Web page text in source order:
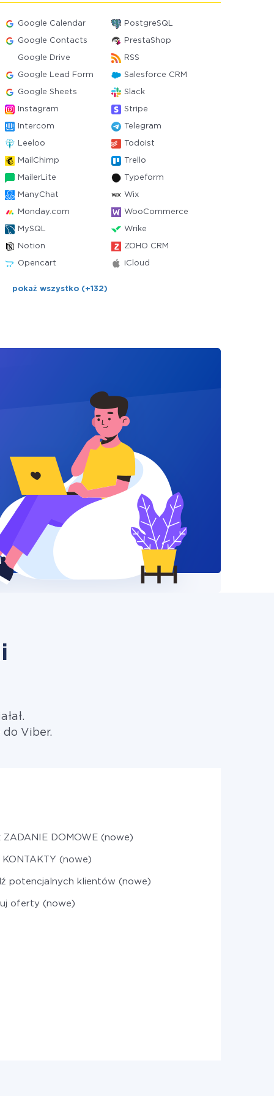
Google Calendar PostgreSQL
Google Contacts PrestaShop
Google Drive RSS
Google Lead Form Salesforce CRM
Google Sheets Slack
Instagram Stripe
Intercom Telegram
Leeloo Todoist
MailChimp Trello
MailerLite Typeform
ManyChat Wix
Monday.com WooCommerce
MySQL Wrike
Notion ZOHO CRM
Opencart iCloud
pokaż wszystko (+132)
do Viber.
ZADANIE DOMOWE (nowe)
KONTAKTY (nowe)
potencjalnych klientów (nowe)
oferty (nowe)